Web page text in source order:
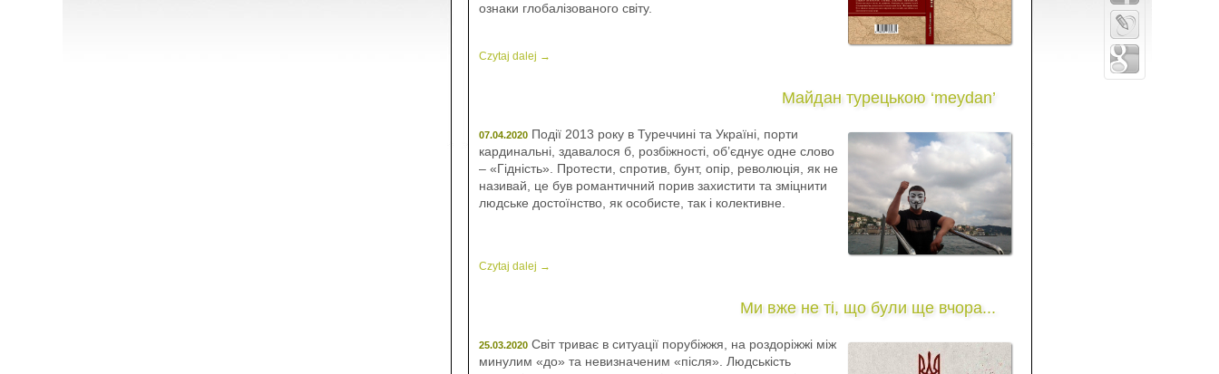
ознаки глобалізованого світу.
Czytaj dalej →
Майдан турецькою ‘meydan’
07.04.2020 Події 2013 року в Туреччині та Україні, порти
кардинальні, здавалося б, розбіжності, об’єднує одне слово
– «Гідність». Протести, спротив, бунт, опір, революція, як не
називай, це був романтичний порив захистити та зміцнити
людське достоїнство, як особисте, так і колективне.
Czytaj dalej →
Ми вже не ті, що були ще вчора...
25.03.2020 Світ триває в ситуації порубіжжя, на роздоріжжі між
минулим «до» та невизначеним «після». Людськість